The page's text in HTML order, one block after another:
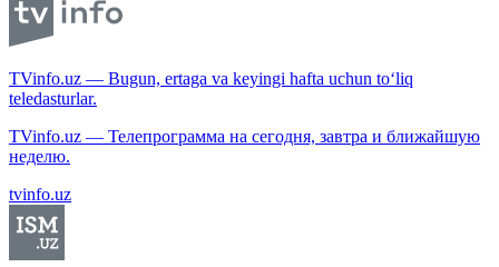
TVinfo.uz — Bugun, ertaga va keyingi hafta uchun to‘liq
teledasturlar.
TVinfo.uz — Телепрограмма на сегодня, завтра и ближайшую
неделю.
tvinfo.uz